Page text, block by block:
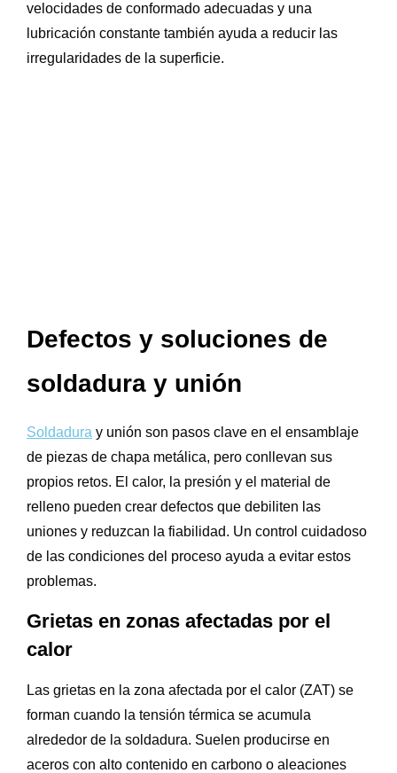
velocidades de conformado adecuadas y una
lubricación constante también ayuda a reducir las
irregularidades de la superficie.
Defectos y soluciones de
soldadura y unión
Soldadura y unión son pasos clave en el ensamblaje
de piezas de chapa metálica, pero conllevan sus
propios retos. El calor, la presión y el material de
relleno pueden crear defectos que debiliten las
uniones y reduzcan la fiabilidad. Un control cuidadoso
de las condiciones del proceso ayuda a evitar estos
problemas.
Grietas en zonas afectadas por el
calor
Las grietas en la zona afectada por el calor (ZAT) se
forman cuando la tensión térmica se acumula
alrededor de la soldadura. Suelen producirse en
aceros con alto contenido en carbono o aleaciones